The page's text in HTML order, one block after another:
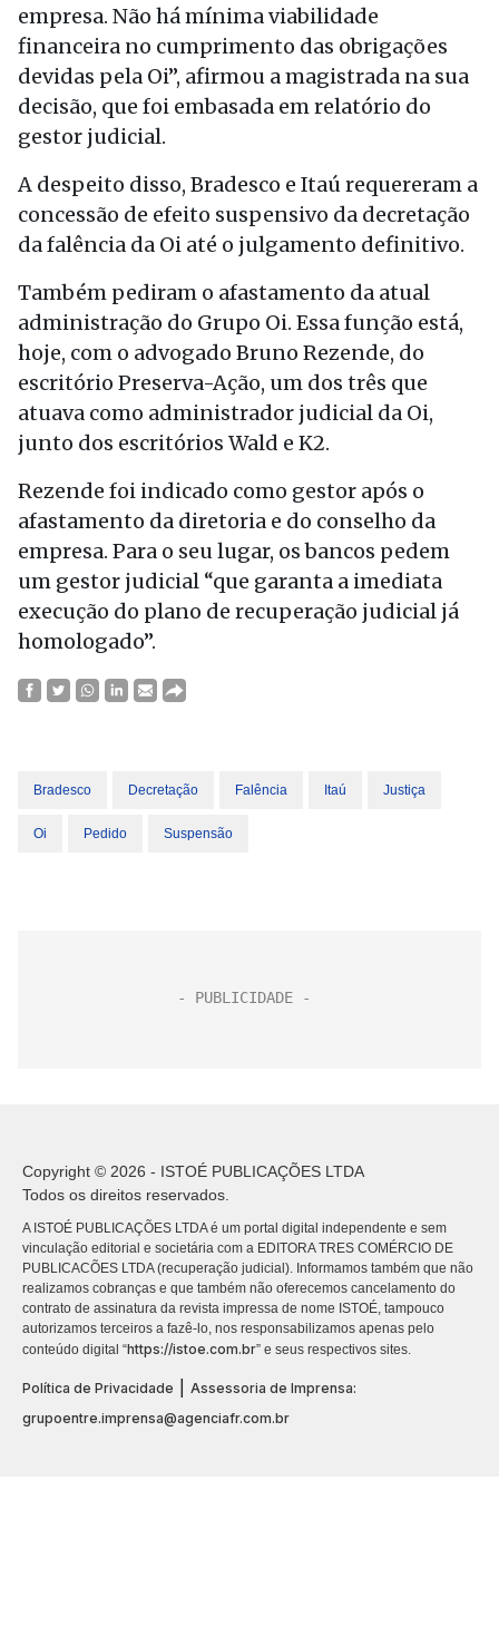
empresa. Não há mínima viabilidade
financeira no cumprimento das obrigações
devidas pela Oi”, afirmou a magistrada na sua
decisão, que foi embasada em relatório do
gestor judicial.
A despeito disso, Bradesco e Itaú requereram a
concessão de efeito suspensivo da decretação
da falência da Oi até o julgamento definitivo.
Também pediram o afastamento da atual
administração do Grupo Oi. Essa função está,
hoje, com o advogado Bruno Rezende, do
escritório Preserva-Ação, um dos três que
atuava como administrador judicial da Oi,
junto dos escritórios Wald e K2.
Rezende foi indicado como gestor após o
afastamento da diretoria e do conselho da
empresa. Para o seu lugar, os bancos pedem
um gestor judicial “que garanta a imediata
execução do plano de recuperação judicial já
homologado”.
Bradesco Decretação Falência Itaú Justiça
Oi Pedido Suspensão
Copyright © 2026 - ISTOÉ PUBLICAÇÕES LTDA
Todos os direitos reservados.
A ISTOÉ PUBLICAÇÕES LTDA é um portal digital independente e sem
vinculação editorial e societária com a EDITORA TRES COMÉRCIO DE
PUBLICACÕES LTDA (recuperação judicial). Informamos também que não
realizamos cobranças e que também não oferecemos cancelamento do
contrato de assinatura da revista impressa de nome ISTOÉ, tampouco
autorizamos terceiros a fazê-lo, nos responsabilizamos apenas pelo
conteúdo digital “https://istoe.com.br” e seus respectivos sites.
Política de Privacidade
Assessoria de Imprensa:
grupoentre.imprensa@agenciafr.com.br